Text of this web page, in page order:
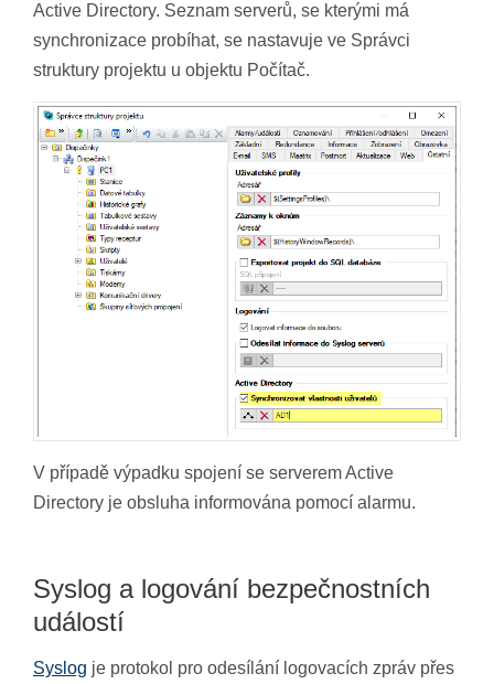
Active Directory. Seznam serverů, se kterými má
synchronizace probíhat, se nastavuje ve Správci
struktury projektu u objektu Počítač.
V případě výpadku spojení se serverem Active
Directory je obsluha informována pomocí alarmu.
Syslog a logování bezpečnostních
událostí
Syslog je protokol pro odesílání logovacích zpráv přes